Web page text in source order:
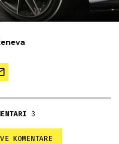
3
KOMENTARE